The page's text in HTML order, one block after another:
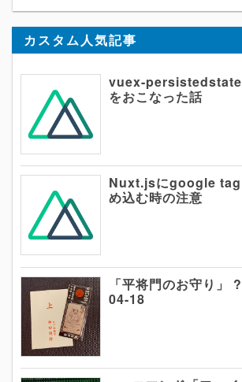
カスタム人気記事
vuex-persistedstate
をおこなった話
Nuxt.jsにgoogle
め込む時の注意
「平将門のお守り」
04-18